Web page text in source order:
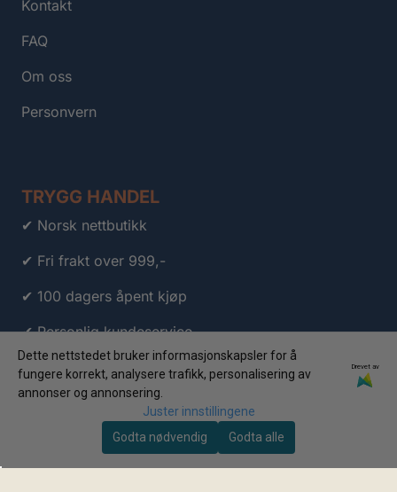
Kontakt
FAQ
Om oss
Personvern
TRYGG HANDEL
✔ Norsk nettbutikk
✔ Fri frakt over 999,-
✔ 100 dagers åpent kjøp
✔ Personlig kundeservice
✔ Klarna
✔ Vipps
Dette nettstedet bruker informasjonskapsler for å
fungere korrekt, analysere trafikk, personalisering av
annonser og annonsering.
Drevet av
Juster innstillingene
Godta nødvendig
Godta alle